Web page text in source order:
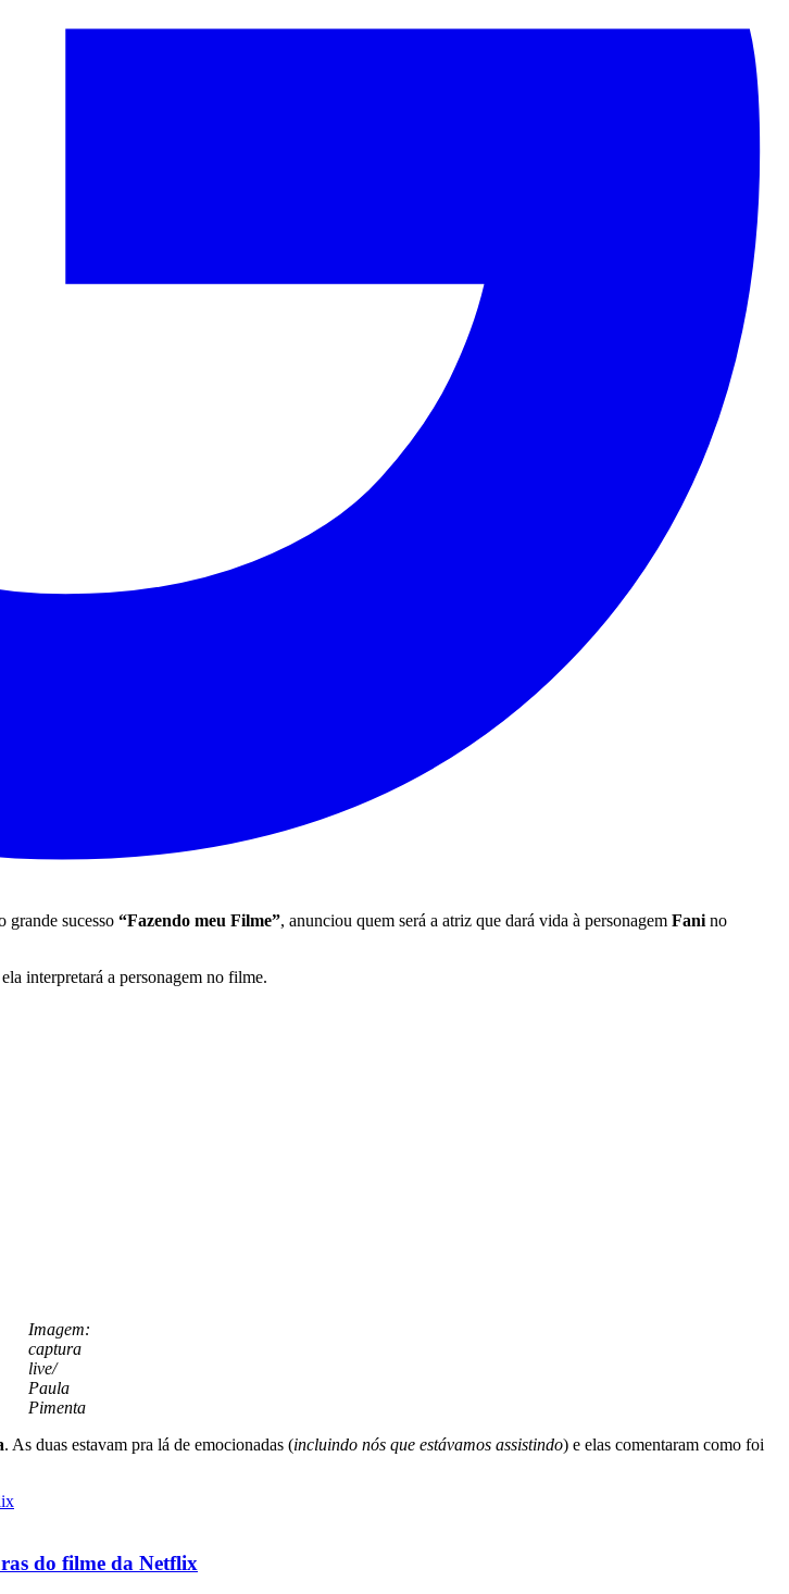
grande sucesso “Fazendo meu Filme”, anunciou quem será a atriz que dará vida à personagem Fani no
interpretará a personagem no filme.
Imagem:
captura
live/
Paula
Pimenta
. As duas estavam pra lá de emocionadas (incluindo nós que estávamos assistindo) e elas comentaram como foi
do filme da Netflix